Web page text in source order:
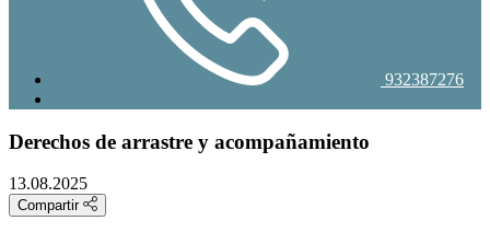
932387276
Derechos de arrastre y acompañamiento
13.08.2025
Compartir